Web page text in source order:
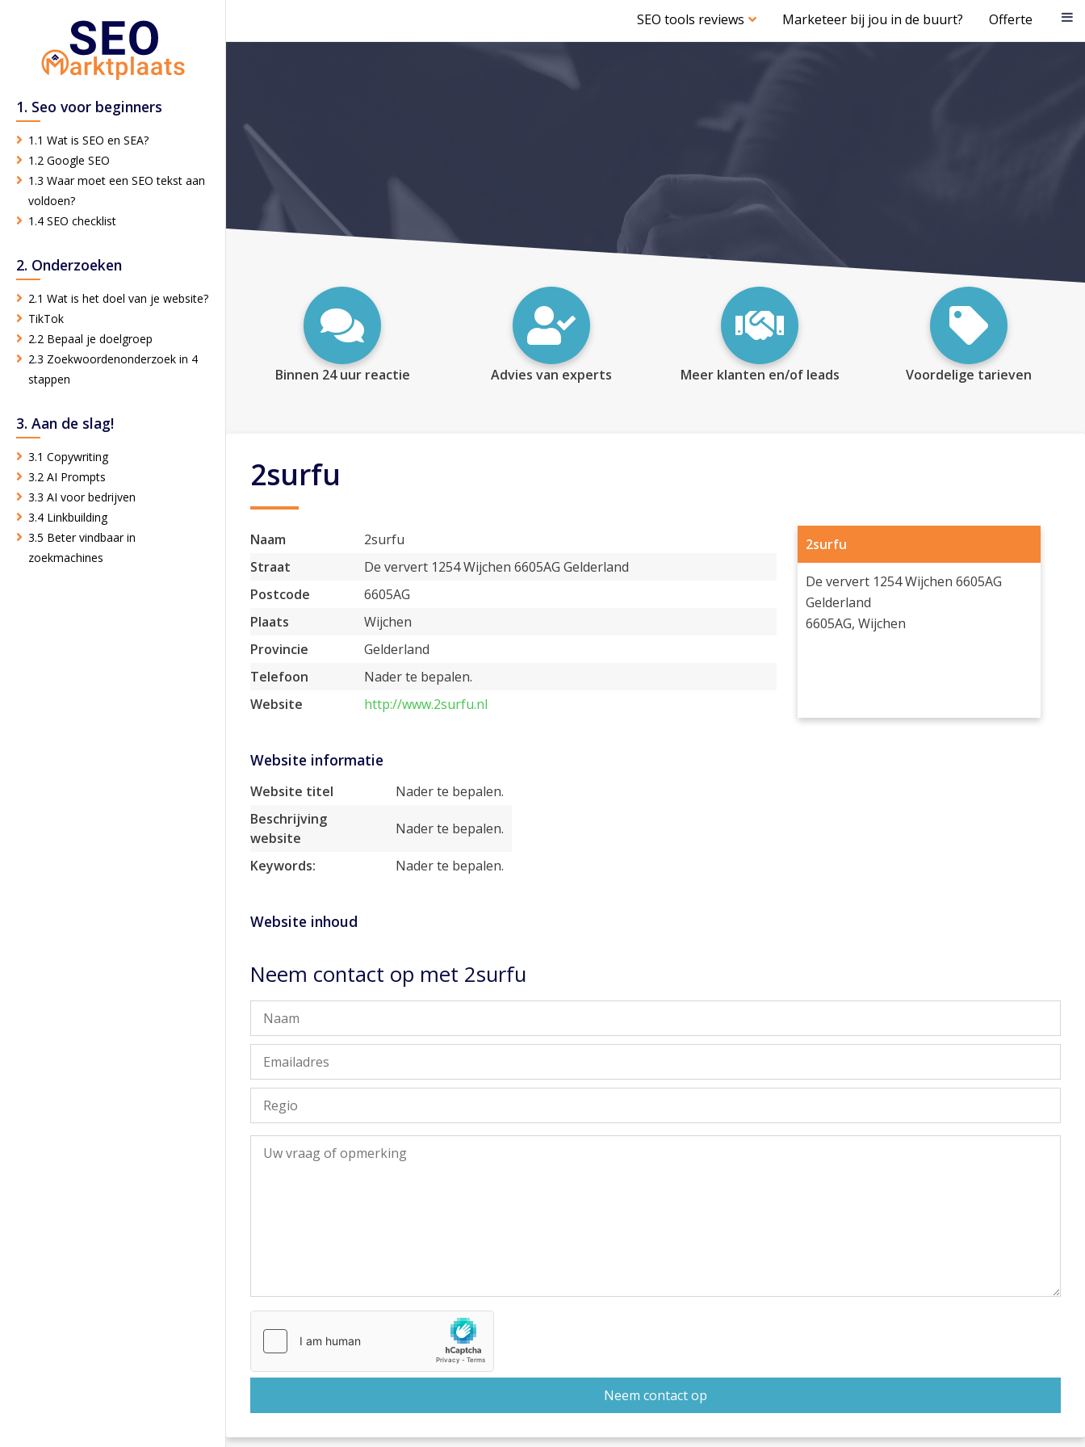
SEO tools reviews Marketeer bij jou in de buurt? Offerte
1. Seo voor beginners
1.1 Wat is SEO en SEA?
1.2 Google SEO
1.3 Waar moet een SEO tekst aan
voldoen?
1.4 SEO checklist
2. Onderzoeken
2.1 Wat is het doel van je website?
TikTok
2.2 Bepaal je doelgroep
2.3 Zoekwoordenonderzoek in 4
stappen
3. Aan de slag!
3.1 Copywriting
3.2 AI Prompts
3.3 AI voor bedrijven
3.4 Linkbuilding
3.5 Beter vindbaar in
zoekmachines
Binnen 24 uur reactie Advies van experts Meer klanten en/of leads Voordelige tarieven
2surfu
Naam
2surfu
Straat
De ververt 1254 Wijchen 6605AG Gelderland
Postcode
6605AG
Plaats
Wijchen
Provincie
Gelderland
Telefoon
Nader te bepalen.
Website
http://www.2surfu.nl
2surfu
De ververt 1254 Wijchen 6605AG
Gelderland
6605AG, Wijchen
Website informatie
Website titel
Nader te bepalen.
Beschrijving
website
Nader te bepalen.
Keywords: Nader te bepalen.
Website inhoud
Neem contact op met 2surfu